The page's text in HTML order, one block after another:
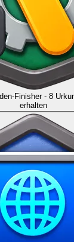
Finisher - 8
erhalten